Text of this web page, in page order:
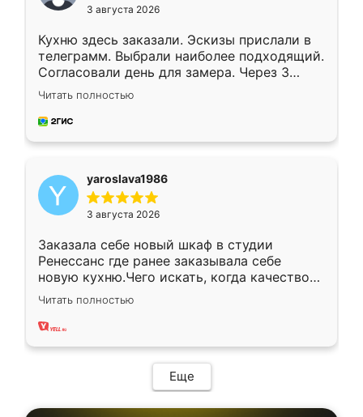
3 августа 2026
Кухню здесь заказали. Эскизы прислали в
телеграмм. Выбрали наиболее подходящий.
Согласовали день для замера. Через 3
недели кухня была уже готова. Остались
довольны работой. Спасибо Ренессанс
мебель за качественную работу!
Читать полностью
yaroslava1986
3 августа 2026
Заказала себе новый шкаф в студии
Ренессанс где ранее заказывала себе
новую кухню.Чего искать, когда качеством
вполне довольна. Служит кухня уже почти
два года, нареканий нет.
Читать полностью
Еще